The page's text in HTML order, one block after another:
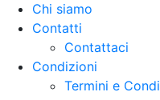
Chi siamo
Contatti
Contattaci
Condizioni
Termini e